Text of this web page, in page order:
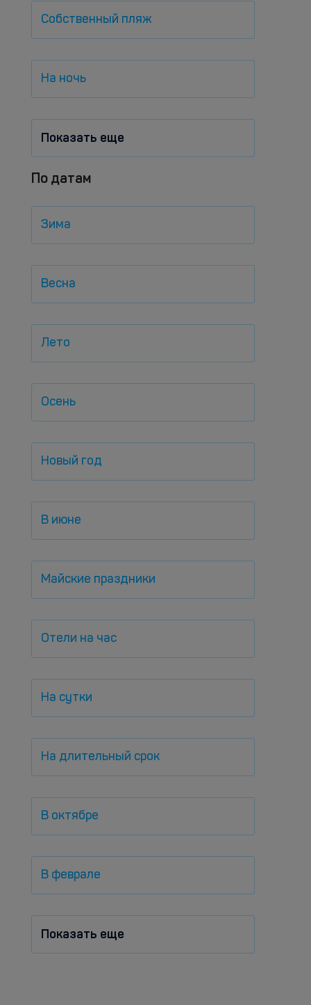
Собственный пляж
На ночь
Показать еще
По датам
Зима
Весна
Лето
Осень
Новый год
В июне
Майские праздники
Отели на час
На сутки
На длительный срок
В октябре
В феврале
Показать еще